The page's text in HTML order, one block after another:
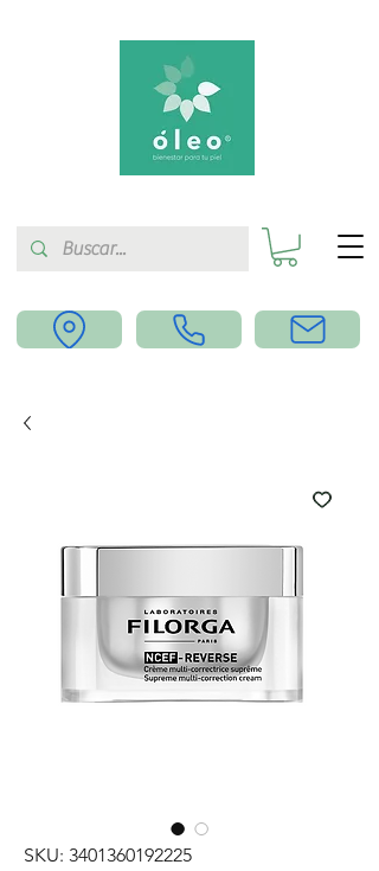
SKU: 3401360192225